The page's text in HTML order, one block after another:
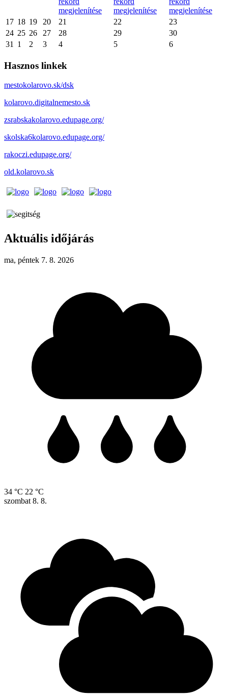
megjelenítése
megjelenítése
megjelenítése
17 18 19 20 21 22
23
24 25 26 27 28 29
30
31
1 2 3 4 5 6
Hasznos linkek
mestokolarovo.sk/dsk
kolarovo.digitalnemesto.sk
zsrabskakolarovo.edupage.org/
skolska6kolarovo.edupage.org/
rakoczi.edupage.org/
old.kolarovo.sk
Aktuális időjárás
ma, péntek 7. 8. 2026
34 °C 22 °C
szombat 8. 8.